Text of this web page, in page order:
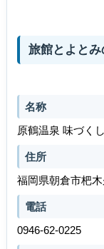
旅館とよと
名称
原鶴温泉 味づく
住所
福岡県朝倉市杷
電話
0946-62-0225